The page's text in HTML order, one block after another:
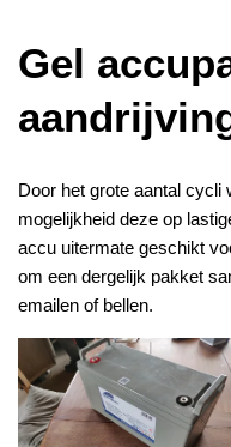
Gel
Door het grote aantal cycli
mogelijkheid deze op
accu uitermate geschikt
om een dergelijk pakket
emailen of bellen.